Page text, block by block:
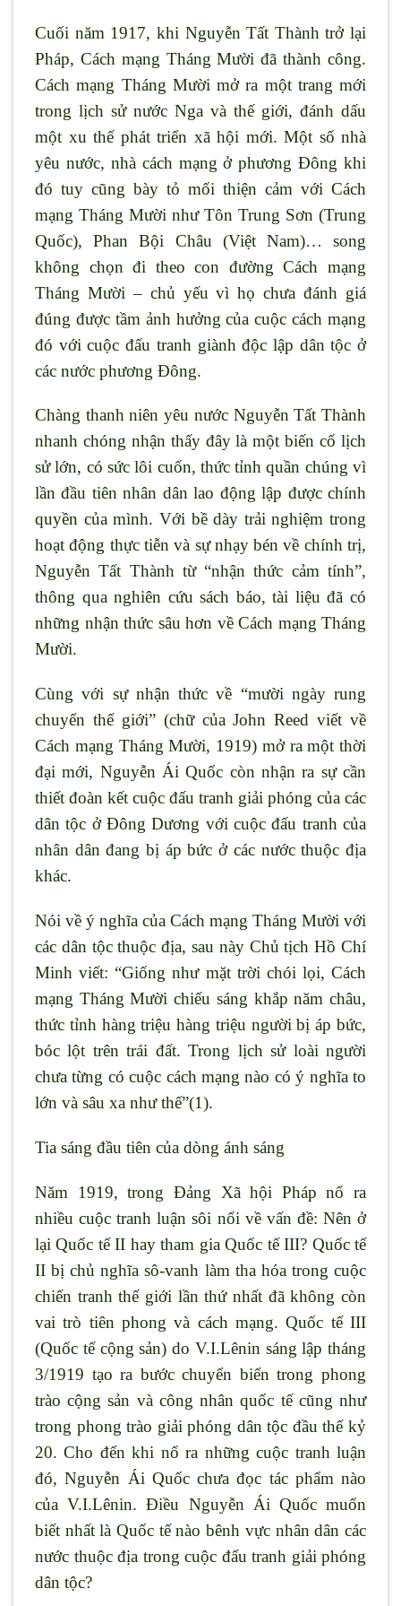
Cuối năm 1917, khi Nguyễn Tất Thành trở lại
Pháp, Cách mạng Tháng Mười đã thành công.
Cách mạng Tháng Mười mở ra một trang mới
trong lịch sử nước Nga và thế giới, đánh dấu
một xu thế phát triển xã hội mới. Một số nhà
yêu nước, nhà cách mạng ở phương Đông khi
đó tuy cũng bày tỏ mối thiện cảm với Cách
mạng Tháng Mười như Tôn Trung Sơn (Trung
Quốc), Phan Bội Châu (Việt Nam)… song
không chọn đi theo con đường Cách mạng
Tháng Mười – chủ yếu vì họ chưa đánh giá
đúng được tầm ảnh hưởng của cuộc cách mạng
đó với cuộc đấu tranh giành độc lập dân tộc ở
các nước phương Đông.
Chàng thanh niên yêu nước Nguyễn Tất Thành
nhanh chóng nhận thấy đây là một biến cố lịch
sử lớn, có sức lôi cuốn, thức tỉnh quần chúng vì
lần đầu tiên nhân dân lao động lập được chính
quyền của mình. Với bề dày trải nghiệm trong
hoạt động thực tiễn và sự nhạy bén về chính trị,
Nguyễn Tất Thành từ “nhận thức cảm tính”,
thông qua nghiên cứu sách báo, tài liệu đã có
những nhận thức sâu hơn về Cách mạng Tháng
Mười.
Cùng với sự nhận thức về “mười ngày rung
chuyển thế giới” (chữ của John Reed viết về
Cách mạng Tháng Mười, 1919) mở ra một thời
đại mới, Nguyễn Ái Quốc còn nhận ra sự cần
thiết đoàn kết cuộc đấu tranh giải phóng của các
dân tộc ở Đông Dương với cuộc đấu tranh của
nhân dân đang bị áp bức ở các nước thuộc địa
khác.
Nói về ý nghĩa của Cách mạng Tháng Mười với
các dân tộc thuộc địa, sau này Chủ tịch Hồ Chí
Minh viết: “Giống như mặt trời chói lọi, Cách
mạng Tháng Mười chiếu sáng khắp năm châu,
thức tỉnh hàng triệu hàng triệu người bị áp bức,
bóc lột trên trái đất. Trong lịch sử loài người
chưa từng có cuộc cách mạng nào có ý nghĩa to
lớn và sâu xa như thế”(1).
Tia sáng đầu tiên của dòng ánh sáng
Năm 1919, trong Đảng Xã hội Pháp nổ ra
nhiều cuộc tranh luận sôi nổi về vấn đề: Nên ở
lại Quốc tế II hay tham gia Quốc tế III? Quốc tế
II bị chủ nghĩa sô-vanh làm tha hóa trong cuộc
chiến tranh thế giới lần thứ nhất đã không còn
vai trò tiên phong và cách mạng. Quốc tế III
(Quốc tế cộng sản) do V.I.Lênin sáng lập tháng
3/1919 tạo ra bước chuyển biến trong phong
trào cộng sản và công nhân quốc tế cũng như
trong phong trào giải phóng dân tộc đầu thế kỷ
20. Cho đến khi nổ ra những cuộc tranh luận
đó, Nguyễn Ái Quốc chưa đọc tác phẩm nào
của V.I.Lênin. Điều Nguyễn Ái Quốc muốn
biết nhất là Quốc tế nào bênh vực nhân dân các
nước thuộc địa trong cuộc đấu tranh giải phóng
dân tộc?